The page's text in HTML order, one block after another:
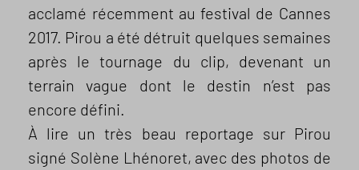
acclamé récemment au festival de Cannes
2017. Pirou a été détruit quelques semaines
après le tournage du clip, devenant un
terrain vague dont le destin n’est pas
encore défini.
À lire un très beau reportage sur Pirou
signé Solène Lhénoret, avec des photos de